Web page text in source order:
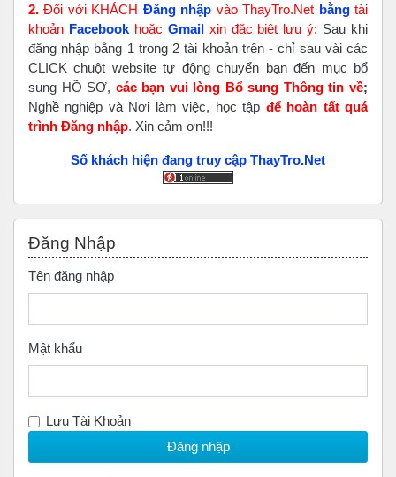
2. Đối với KHÁCH Đăng nhập vào ThayTro.Net bằngtài
khoản Facebook hoặc Gmailxin đặc biệt lưu ý: Sau khi
đăng nhập bằng 1 trong 2 tài khoản trên - chỉ sau vài các
CLICK chuột website tự động chuyển bạn đến mục bổ
sung HỒ SƠ, các bạn vui lòng Bổ sung Thông tin về;
Nghề nghiệp và Nơi làm việc, học tập để hoàn tấtquá
trình Đăng nhập. Xin cảm ơn!!!
Số khách hiện đang truy cập ThayTro.Net
Đăng Nhập
Tên đăng nhập
Mật khẩu
Lưu Tài Khoản